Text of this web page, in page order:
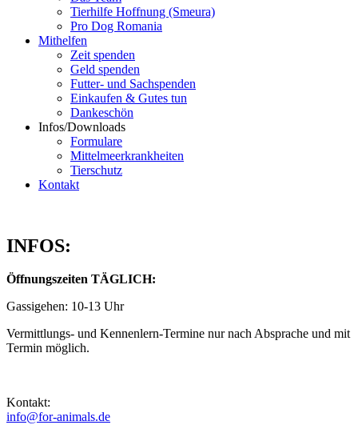
Tierhilfe Hoffnung (Smeura)
Pro Dog Romania
Mithelfen
Zeit spenden
Geld spenden
Futter- und Sachspenden
Einkaufen & Gutes tun
Dankeschön
Infos/Downloads
Formulare
Mittelmeerkrankheiten
Tierschutz
Kontakt
INFOS:
Öffnungszeiten TÄGLICH:
Gassigehen: 10-13 Uhr
Vermittlungs- und Kennenlern-Termine nur nach Absprache und mit
Termin möglich.
Kontakt:
info@for-animals.de